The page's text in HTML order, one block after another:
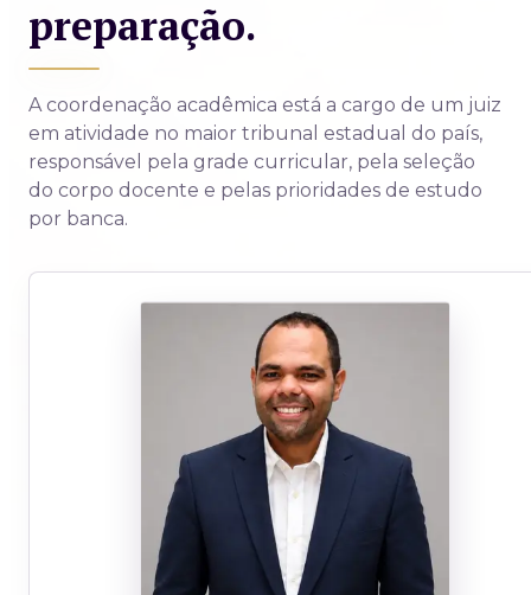
preparação.
A coordenação acadêmica está a cargo de um juiz
em atividade no maior tribunal estadual do país,
responsável pela grade curricular, pela seleção
do corpo docente e pelas prioridades de estudo
por banca.